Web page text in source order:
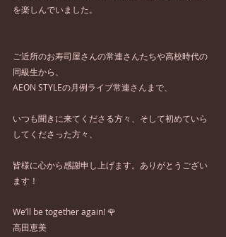
を楽しんでいました。
ご近所のお寿司屋さんの常連さんたちや高校時代の
同級生から、
AEON STYLEの月例ライブ常連さんまで、
いつも聞きに来てくださる方々、そして初めていら
してくださった方々、
皆様に心から感謝申し上げます。ありがとうござい
ます！
We’ll be together again! 🌹
高田恵美